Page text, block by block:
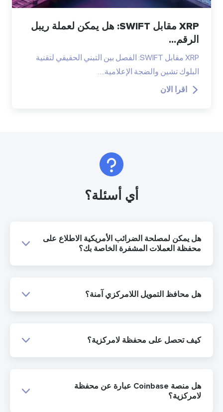
XRP مقابل SWIFT: هل يمكن لعملة ريبل
الرقم...
XRP مقابل SWIFT: الفصل بين التبني الحقيقي لتقنية
البلوك تشين والضجة الإعلامية.…
اقرا الان
أي أسئلة؟
هل يمكن لمصلحة الضرائب الأمريكية الاطلاع على
محفظة العملات المشفرة الخاصة بك؟
هل محافظ التمويل اللامركزي آمنة؟
كيف تحصل على محفظة لامركزية؟
هل منصة Coinbase عبارة عن محفظة
لامركزية؟